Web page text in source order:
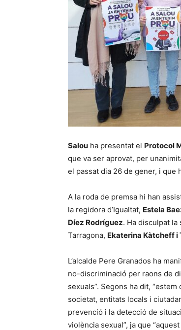
Salou ha presentat el Protocol
que va ser aprovat, per
el passat dia 26 de gener, i que
A la roda de premsa hi han
la regidora d’Igualtat, Estela
Díez Rodríguez. Ha disculpat
Tarragona, Ekaterina Kàtcheff i
L’alcalde Pere Granados ha
no-discriminació per raons de
sexuals”. Segons ha dit,
societat, entitats locals i
prevenció i la detecció de
violència sexual”, ja que